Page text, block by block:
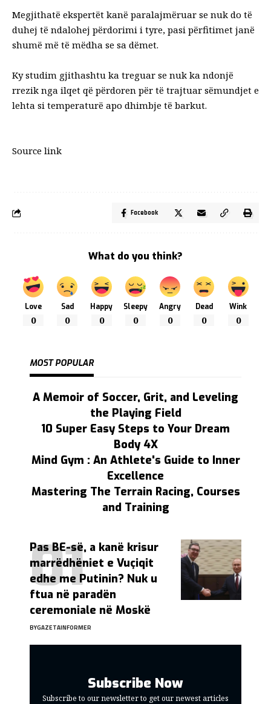
Megjithatë ekspertët kanë paralajmëruar se nuk do të
duhej të ndalohej përdorimi i tyre, pasi përfitimet janë
shumë më të mëdha se sa dëmet.
Ky studim gjithashtu ka treguar se nuk ka ndonjë
rrezik nga ilqet që përdoren për të trajtuar sëmundjet e
lehta si temperaturë apo dhimbje të barkut.
Source link
Facebook
What do you think?
Love
0
Sad
0
Happy
0
Sleepy
0
Angry
0
Dead
0
Wink
0
MOST POPULAR
A Memoir of Soccer, Grit, and Leveling
the Playing Field
10 Super Easy Steps to Your Dream
Body 4X
Mind Gym : An Athlete's Guide to Inner
Excellence
Mastering The Terrain Racing, Courses
and Training
Pas BE-së, a kanë krisur
marrëdhëniet e Vuçiqit
edhe me Putinin? Nuk u
ftua në paradën
ceremoniale në Moskë
BYGAZETAINFORMER
Subscribe Now
Subscribe to our newsletter to get our newest articles